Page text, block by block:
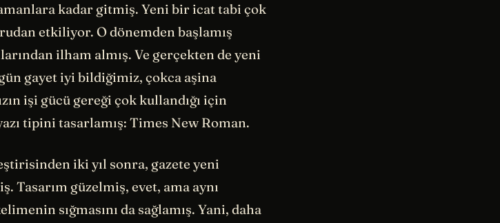
kadar gitmiş. Yeni bir icat tabi çok
etkiliyor. O dönemden başlamış
ilham almış. Ve gerçekten de yeni
gayet iyi bildiğimiz, çokca aşina
işi gücü gereği çok kullandığı için
tipini tasarlamış: Times New Roman.
iki yıl sonra, gazete yeni
Tasarım güzelmiş, evet, ama aynı
sığmasını da sağlamış. Yani, daha